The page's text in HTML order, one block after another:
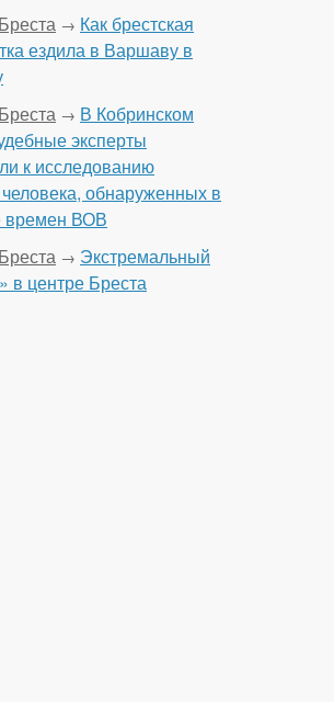
→ Как брестская
ездила в Варшаву в
→ В Кобринском
эксперты
к исследованию
обнаруженных в
времен ВОВ
→ Экстремальный
в центре Бреста